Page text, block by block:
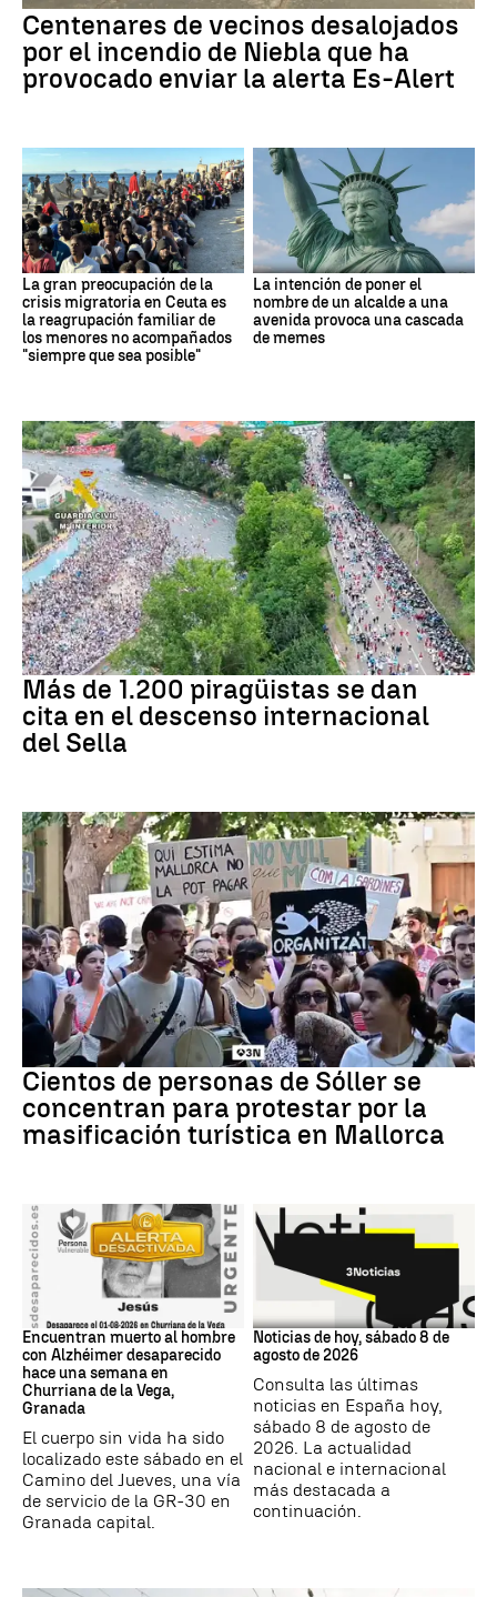
Centenares de vecinos desalojados
por el incendio de Niebla que ha
provocado enviar la alerta Es-Alert
La gran preocupación de la
crisis migratoria en Ceuta es
la reagrupación familiar de
los menores no acompañados
"siempre que sea posible"
La intención de poner el
nombre de un alcalde a una
avenida provoca una cascada
de memes
Asturias
Más de 1.200 piragüistas se dan
cita en el descenso internacional
del Sella
Protestas
Cientos de personas de Sóller se
concentran para protestar por la
masificación turística en Mallorca
granada
Encuentran muerto al hombre
con Alzhéimer desaparecido
hace una semana en
Churriana de la Vega,
Granada
El cuerpo sin vida ha sido
localizado este sábado en el
Camino del Jueves, una vía
de servicio de la GR-30 en
Granada capital.
Noticias de hoy, sábado 8 de
agosto de 2026
Consulta las últimas
noticias en España hoy,
sábado 8 de agosto de
2026. La actualidad
nacional e internacional
más destacada a
continuación.